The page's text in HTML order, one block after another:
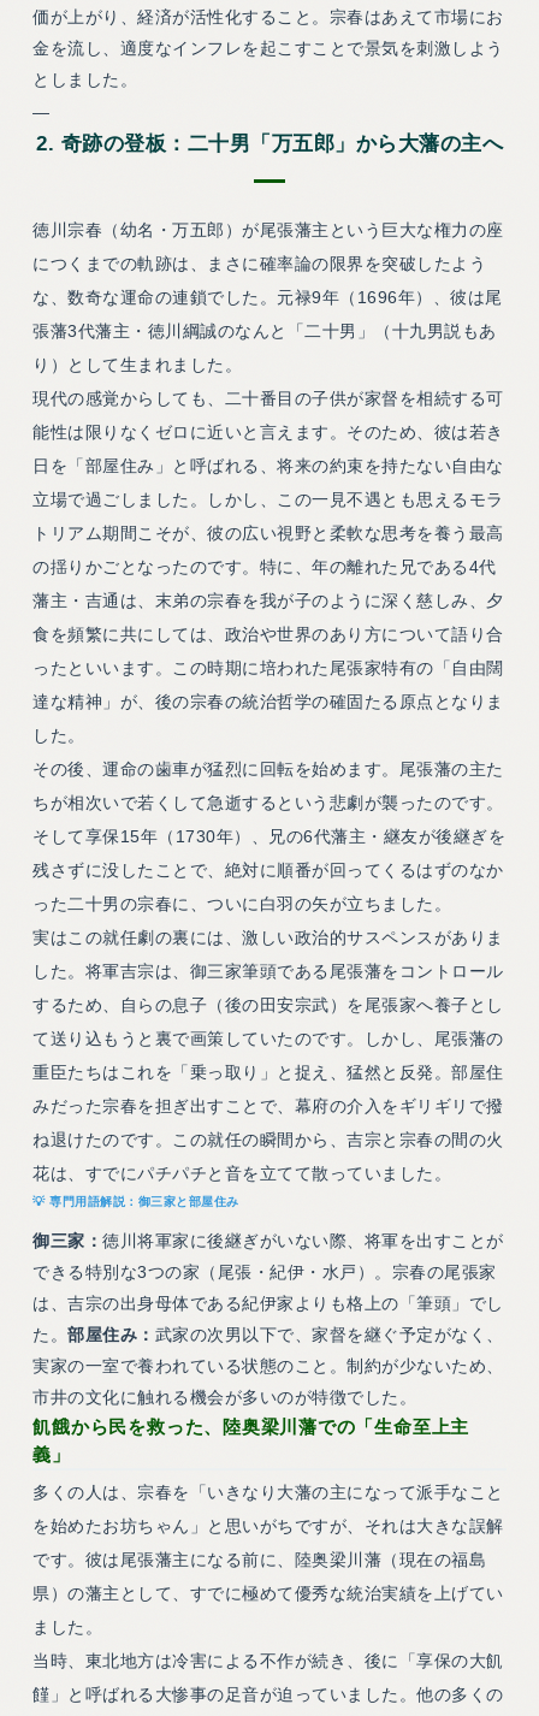
価が上がり、経済が活性化すること。宗春はあえて市場にお
金を流し、適度なインフレを起こすことで景気を刺激しよう
としました。
—
2. 奇跡の登板：二十男「万五郎」から大藩の主へ
徳川宗春（幼名・万五郎）が尾張藩主という巨大な権力の座
につくまでの軌跡は、まさに確率論の限界を突破したよう
な、数奇な運命の連鎖でした。元禄9年（1696年）、彼は尾
張藩3代藩主・徳川綱誠のなんと「二十男」（十九男説もあ
り）として生まれました。
現代の感覚からしても、二十番目の子供が家督を相続する可
能性は限りなくゼロに近いと言えます。そのため、彼は若き
日を「部屋住み」と呼ばれる、将来の約束を持たない自由な
立場で過ごしました。しかし、この一見不遇とも思えるモラ
トリアム期間こそが、彼の広い視野と柔軟な思考を養う最高
の揺りかごとなったのです。特に、年の離れた兄である4代
藩主・吉通は、末弟の宗春を我が子のように深く慈しみ、夕
食を頻繁に共にしては、政治や世界のあり方について語り合
ったといいます。この時期に培われた尾張家特有の「自由闊
達な精神」が、後の宗春の統治哲学の確固たる原点となりま
した。
その後、運命の歯車が猛烈に回転を始めます。尾張藩の主た
ちが相次いで若くして急逝するという悲劇が襲ったのです。
そして享保15年（1730年）、兄の6代藩主・継友が後継ぎを
残さずに没したことで、絶対に順番が回ってくるはずのなか
った二十男の宗春に、ついに白羽の矢が立ちました。
実はこの就任劇の裏には、激しい政治的サスペンスがありま
した。将軍吉宗は、御三家筆頭である尾張藩をコントロール
するため、自らの息子（後の田安宗武）を尾張家へ養子とし
て送り込もうと裏で画策していたのです。しかし、尾張藩の
重臣たちはこれを「乗っ取り」と捉え、猛然と反発。部屋住
みだった宗春を担ぎ出すことで、幕府の介入をギリギリで撥
ね退けたのです。この就任の瞬間から、吉宗と宗春の間の火
花は、すでにパチパチと音を立てて散っていました。
御三家と部屋住み
御三家：徳川将軍家に後継ぎがいない際、将軍を出すことが
できる特別な3つの家（尾張・紀伊・水戸）。宗春の尾張家
は、吉宗の出身母体である紀伊家よりも格上の「筆頭」でし
た。部屋住み： 武家の次男以下で、家督を継ぐ予定がなく、
実家の一室で養われている状態のこと。制約が少ないため、
市井の文化に触れる機会が多いのが特徴でした。
飢餓から民を救った、陸奥梁川藩での「生命至上主
義」
多くの人は、宗春を「いきなり大藩の主になって派手なこと
を始めたお坊ちゃん」と思いがちですが、それは大きな誤解
です。彼は尾張藩主になる前に、陸奥梁川藩（現在の福島
県）の藩主として、すでに極めて優秀な統治実績を上げてい
ました。
当時、東北地方は冷害による不作が続き、後に「享保の大飢
饉」と呼ばれる大惨事の足音が迫っていました。他の多くの